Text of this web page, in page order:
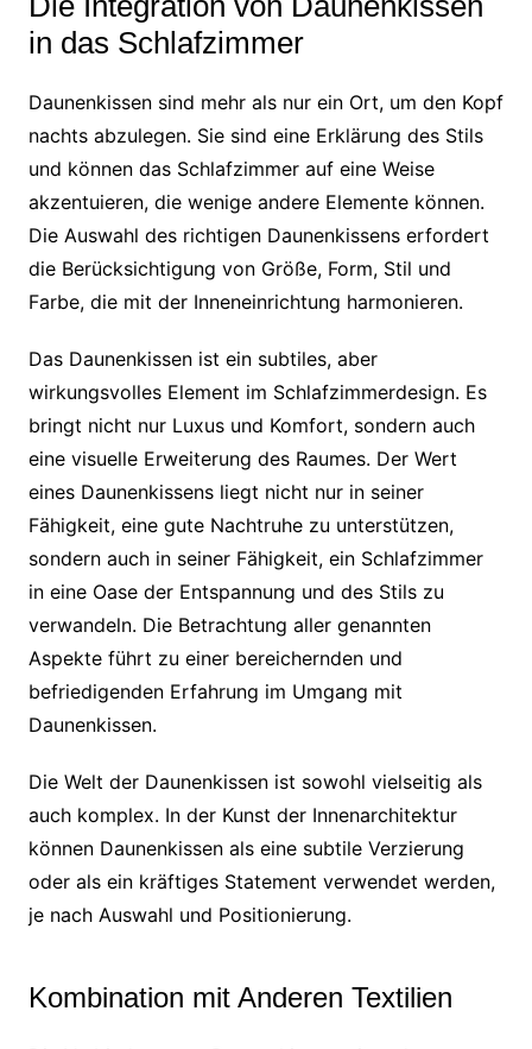
in das Schlafzimmer
Daunenkissen sind mehr als nur ein Ort, um den Kopf
nachts abzulegen. Sie sind eine Erklärung des Stils
und können das Schlafzimmer auf eine Weise
akzentuieren, die wenige andere Elemente können.
Die Auswahl des richtigen Daunenkissens erfordert
die Berücksichtigung von Größe, Form, Stil und
Farbe, die mit der Inneneinrichtung harmonieren.
Das Daunenkissen ist ein subtiles, aber
wirkungsvolles Element im Schlafzimmerdesign. Es
bringt nicht nur Luxus und Komfort, sondern auch
eine visuelle Erweiterung des Raumes. Der Wert
eines Daunenkissens liegt nicht nur in seiner
Fähigkeit, eine gute Nachtruhe zu unterstützen,
sondern auch in seiner Fähigkeit, ein Schlafzimmer
in eine Oase der Entspannung und des Stils zu
verwandeln. Die Betrachtung aller genannten
Aspekte führt zu einer bereichernden und
befriedigenden Erfahrung im Umgang mit
Daunenkissen.
Die Welt der Daunenkissen ist sowohl vielseitig als
auch komplex. In der Kunst der Innenarchitektur
können Daunenkissen als eine subtile Verzierung
oder als ein kräftiges Statement verwendet werden,
je nach Auswahl und Positionierung.
Kombination mit Anderen Textilien